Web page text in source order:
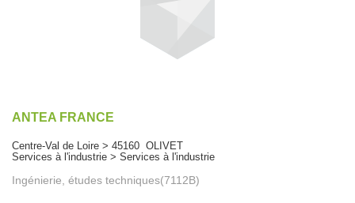
ANTEA FRANCE
Centre-Val de Loire > 45160 OLIVET
Services à l'industrie > Services à l'industrie
Ingénierie, études techniques(7112B)